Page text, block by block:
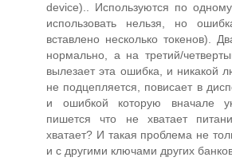
device).. Используются по
использовать нельзя, но
вставлено несколько токенов).
нормально, а на третий/
вылезает эта ошибка, и никакой
не подцепляется, повисает в
и ошибкой которую вначале
пишется что не хватает
хватает? И такая проблема не
и с другими ключами других